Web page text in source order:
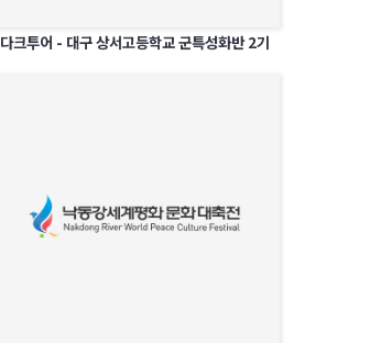
다크투어 - 대구 상서고등학교 군특성화반 2기